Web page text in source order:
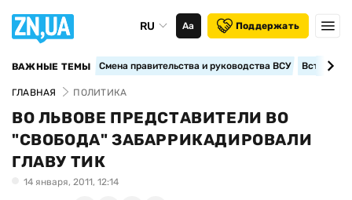
RU Аа Поддержать
ВАЖНЫЕ ТЕМЫ Смена правительства и руководства ВСУ
ГЛАВНАЯ ПОЛИТИКА
ВО ЛЬВОВЕ ПРЕДСТАВИТЕЛИ ВО
"СВОБОДА" ЗАБАРРИКАДИРОВАЛИ
ГЛАВУ ТИК
14 января, 2011, 12:14